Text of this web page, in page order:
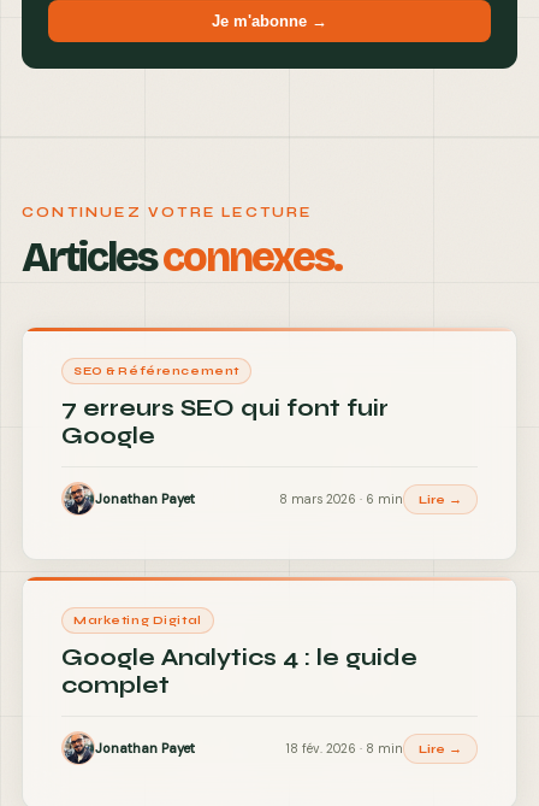
Je m'abonne →
CONTINUEZ VOTRE LECTURE
Articlesconnexes.
SEO & Référencement
7 erreurs SEO qui font fuir
Google
Jonathan Payet 8 mars 2026 · 6 min Lire →
Marketing Digital
Google Analytics 4 : le guide
complet
Jonathan Payet 18 fév. 2026 · 8 min Lire →